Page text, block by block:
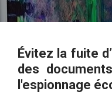
Évitez la fuite
des
l'espionnage